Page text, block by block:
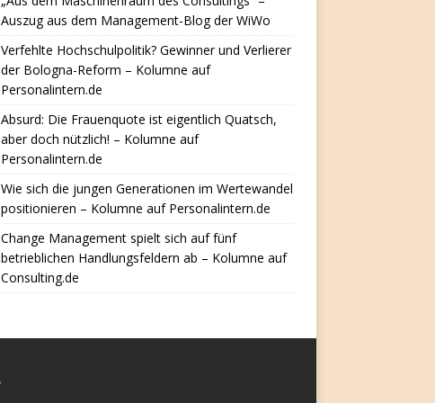
Auszug aus dem Management-Blog der WiWo
Verfehlte Hochschulpolitik? Gewinner und Verlierer
der Bologna-Reform – Kolumne auf
Personalintern.de
Absurd: Die Frauenquote ist eigentlich Quatsch,
aber doch nützlich! – Kolumne auf
Personalintern.de
Wie sich die jungen Generationen im Wertewandel
positionieren – Kolumne auf Personalintern.de
Change Management spielt sich auf fünf
betrieblichen Handlungsfeldern ab – Kolumne auf
Consulting.de